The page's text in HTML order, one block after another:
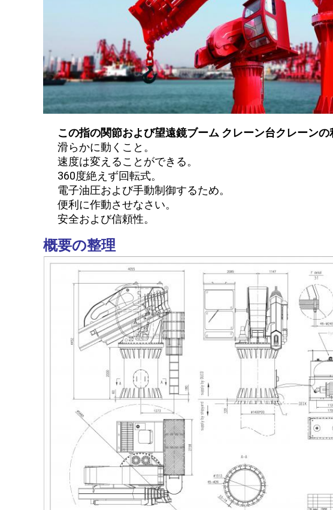
この指の関節および望遠鏡ブーム クレーン台クレーンの
滑らかに動くこと。
速度は変えることができる。
360度絶えず回転式。
電子油圧および手動制御するため。
便利に作動させなさい。
安全および信頼性。
概要の整理